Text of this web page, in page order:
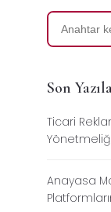
Son
Ticari
Anayasa